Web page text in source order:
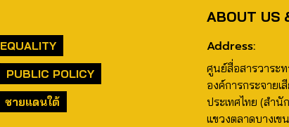
PUBLIC POLICY
ชายแดนใต้
ABOUT US
Address:
ศูนย์สื่อสารวาระ
องค์การกระจาย
ประเทศไทย (สำ
แขวงตลาดบางเข